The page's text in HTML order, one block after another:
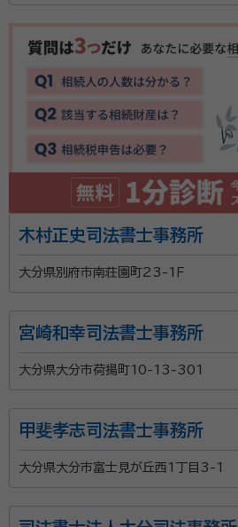
木村正史司法書士事務所
大分県別府市南荘園町23-1Ｆ
宮崎和幸司法書士事務所
大分県大分市荷揚町10-13-301
甲斐孝志司法書士事務所
大分県大分市富士見が丘西1丁目3-1